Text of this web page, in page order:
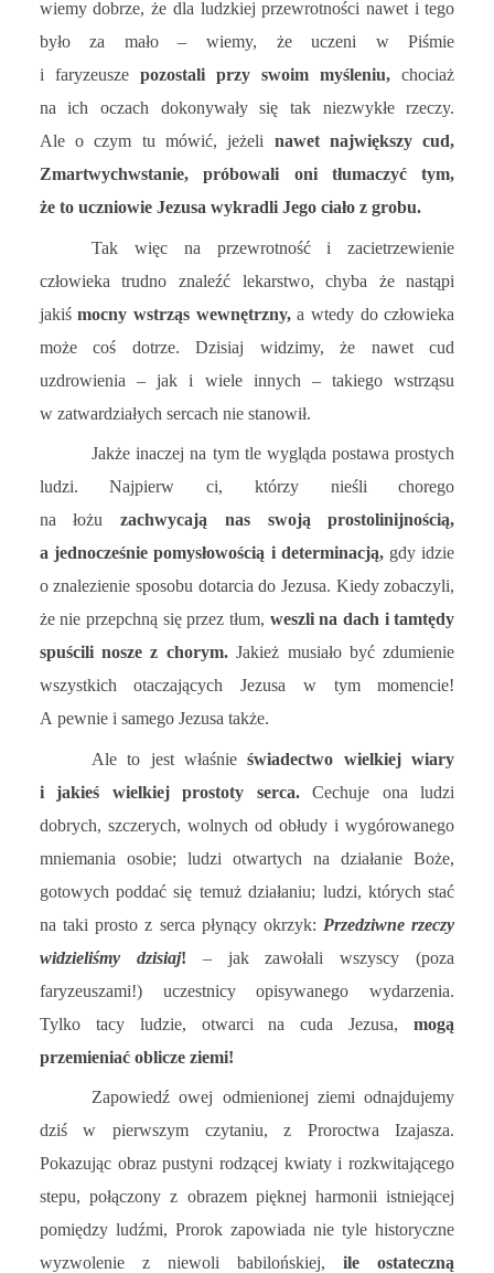
wiemy dobrze, że dla ludzkiej przewrotności nawet i tego
było za mało – wiemy, że uczeni w Piśmie
i faryzeusze pozostali przy swoim myśleniu, chociaż
na ich oczach dokonywały się tak niezwykłe rzeczy.
Ale o czym tu mówić, jeżeli nawet największy cud,
Zmartwychwstanie, próbowali oni tłumaczyć
tym,
że to uczniowie Jezusa wykradli Jego ciało z grobu.
Tak więc na przewrotność i zacietrzewienie
człowieka trudno znaleźć lekarstwo, chyba że nastąpi
jakiśmocny wstrząs wewnętrzny,a wtedy do człowieka
może coś dotrze. Dzisiaj widzimy, że nawet cud
uzdrowienia – jak i wiele innych – takiego wstrząsu
w zatwardziałych sercach nie stanowił.
Jakże inaczej na tym tle wygląda postawa prostych
ludzi. Najpierw ci, którzy nieśli chorego
na łożuzachwycają nas swoją prostolinijnością,
a jednocześnie pomysłowością i determinacją,gdy idzie
o znalezienie sposobu dotarcia do Jezusa. Kiedy zobaczyli,
że nie przepchną się przez tłum, weszli na dach i tamtędy
spuścili nosze z chorym.Jakież musiało być zdumienie
wszystkich otaczających Jezusa w tym momencie!
A pewnie i samego Jezusa także.
Ale to jest właśnieświadectwo wielkiej wiary
i jakieś wielkiej prostoty serca.Cechuje ona ludzi
dobrych, szczerych, wolnych od obłudy i wygórowanego
mniemania osobie; ludzi otwartych na działanie Boże,
gotowych poddać się temuż działaniu; ludzi, których stać
na taki prosto z serca płynący okrzyk: Przedziwne rzeczy
widzieliśmy dzisiaj! – jak zawołali wszyscy (poza
faryzeuszami!) uczestnicy opisywanego wydarzenia.
Tylko tacy ludzie, otwarci na cuda Jezusa,mogą
przemieniać oblicze ziemi!
Zapowiedź owej odmienionej ziemi odnajdujemy
dziś w pierwszym czytaniu, z Proroctwa Izajasza.
Pokazując obraz pustyni rodzącej kwiaty i rozkwitającego
stepu, połączony z obrazem pięknej harmonii istniejącej
pomiędzy ludźmi, Prorok zapowiada nie tyle historyczne
wyzwolenie z niewoli babilońskiej,ile ostateczną